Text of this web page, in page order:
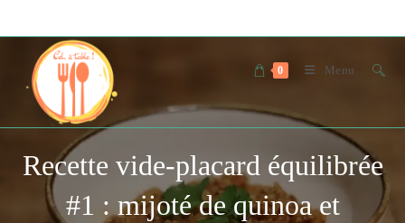
to
0 Menu
Recette vide-placard équilibrée
#1 : mijoté de quinoa et